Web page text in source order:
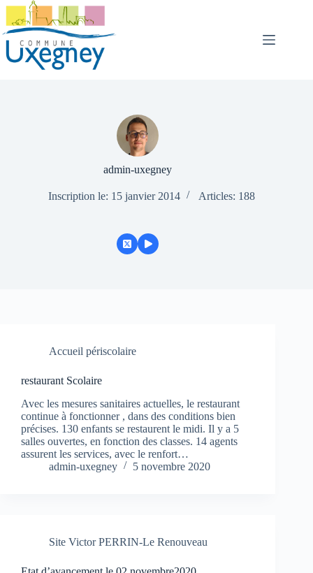
Passer
contenu
admin-uxegney
Inscription le: 15 janvier 2014 Articles: 188
Accueil périscolaire
restaurant Scolaire
Avec les mesures sanitaires actuelles, le restaurant
continue à fonctionner , dans des conditions bien
précises. 130 enfants se restaurent le midi. Il y a 5
salles ouvertes, en fonction des classes. 14 agents
assurent les services, avec le renfort…
admin-uxegney
5 novembre 2020
Site Victor PERRIN-Le Renouveau